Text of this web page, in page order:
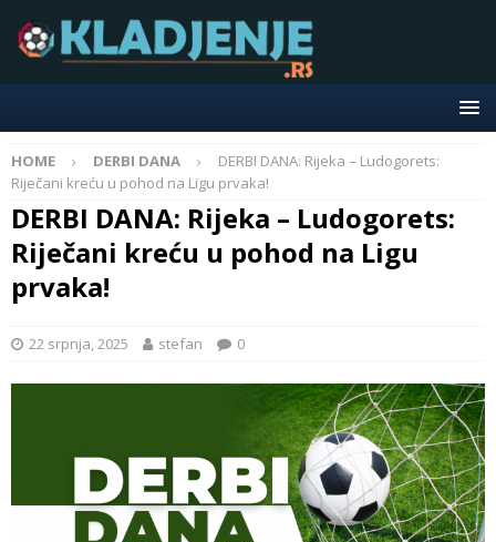
HOME DERBI DANA
DERBI DANA: Rijeka – Ludogorets:
Riječani kreću u pohod na Ligu prvaka!
DERBI DANA: Rijeka – Ludogorets:
Riječani kreću u pohod na Ligu
prvaka!
22 srpnja, 2025 stefan 0